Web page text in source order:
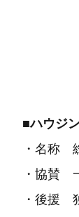
■ハウジ
・名称
・協賛
・後援